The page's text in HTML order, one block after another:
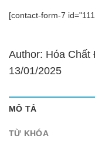
[contact-form-7
Author: Hóa
13/01/2025
MÔ TẢ
TỪ KHÓA